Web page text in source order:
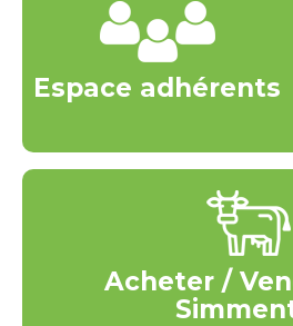
Espace adhérents
Acheter /